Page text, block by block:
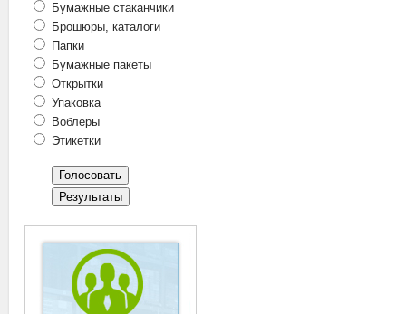
Бумажные стаканчики
Брошюры, каталоги
Папки
Бумажные пакеты
Открытки
Упаковка
Воблеры
Этикетки